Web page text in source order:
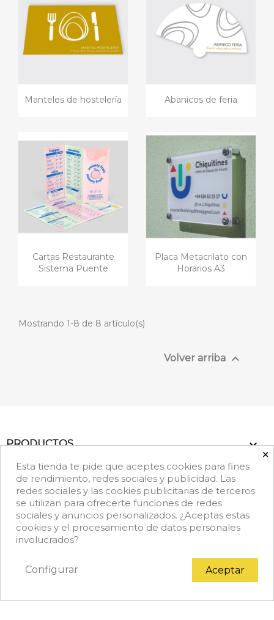
Manteles de hostelería Abanicos de feria
Cartas Restaurante
Sistema Puente
Placa Metacrilato con
Horarios A3
Mostrando 1-8 de 8 artículo(s)
Volver arriba 
PRODUCTOS 
NUESTRA EMPRESA
DATOS DE CONTACTO
FacebookRss InstagramLinkedInTikTok
© 2026 - Copyright © Achef.es. Todos los derechos
×
Esta tienda te pide que aceptes cookies para fines
de rendimiento, redes sociales y publicidad. Las
redes sociales y las cookies publicitarias de terceros
se utilizan para ofrecerte funciones de redes
sociales y anuncios personalizados. ¿Aceptas estas
cookies y el procesamiento de datos personales
involucrados?
Aceptar
Configurar